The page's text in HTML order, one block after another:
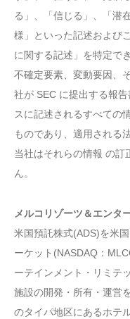
る」、「信じる」、「潜
様」といった記述および
に関する記述」を特定で
不確定要素、変動要因、
社が SEC に提出する報
スに記述されるすべての
ものであり、適用される
当社はそれらの情報 の訂
ん。
メルコリゾーツ＆エンタ
米国預託株式(ADS)を米
ーケット(NASDAQ：
ーテインメント・リミテ
施設の開発・所有・運営
のタイパ地区にあるホテ